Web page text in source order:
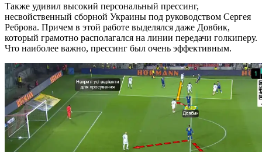
Также удивил высокий персональный прессинг,
несвойственный сборной Украины под руководством Сергея
Реброва. Причем в этой работе выделялся даже Довбик,
который грамотно располагался на линии передачи голкиперу.
Что наиболее важно, прессинг был очень эффективным.